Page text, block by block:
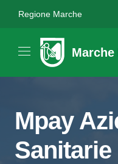
Regione Marche
Mpay
Sanitarie